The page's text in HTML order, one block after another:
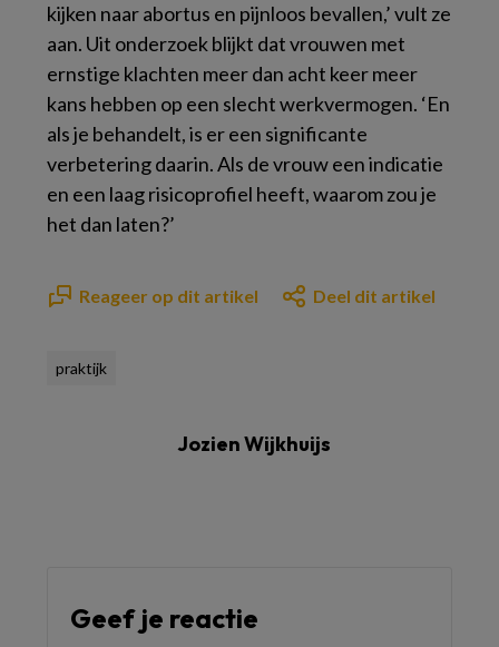
kijken naar abortus en pijnloos bevallen,’ vult ze
aan. Uit onderzoek blijkt dat vrouwen met
ernstige klachten meer dan acht keer meer
kans hebben op een slecht werkvermogen. ‘En
als je behandelt, is er een significante
verbetering daarin. Als de vrouw een indicatie
en een laag risicoprofiel heeft, waarom zou je
het dan laten?’
Reageer op dit artikel Deel dit artikel
praktijk
Jozien Wijkhuijs
Geef je reactie